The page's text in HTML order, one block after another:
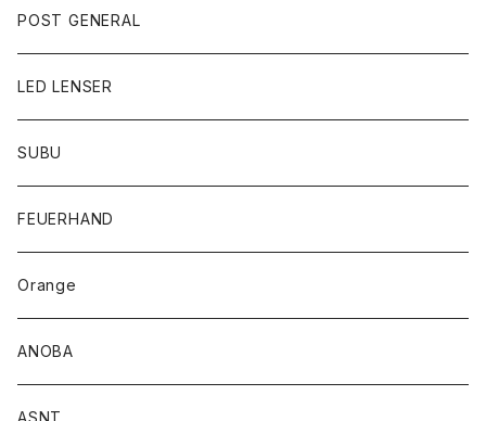
POST GENERAL
LED LENSER
SUBU
FEUERHAND
Orange
ANOBA
ASNT